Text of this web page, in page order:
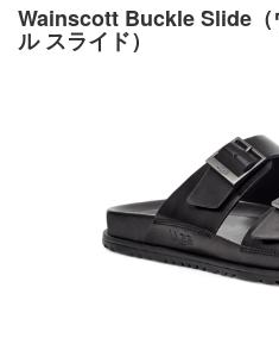
Wainscott Buckle Slide（
ル スライド）